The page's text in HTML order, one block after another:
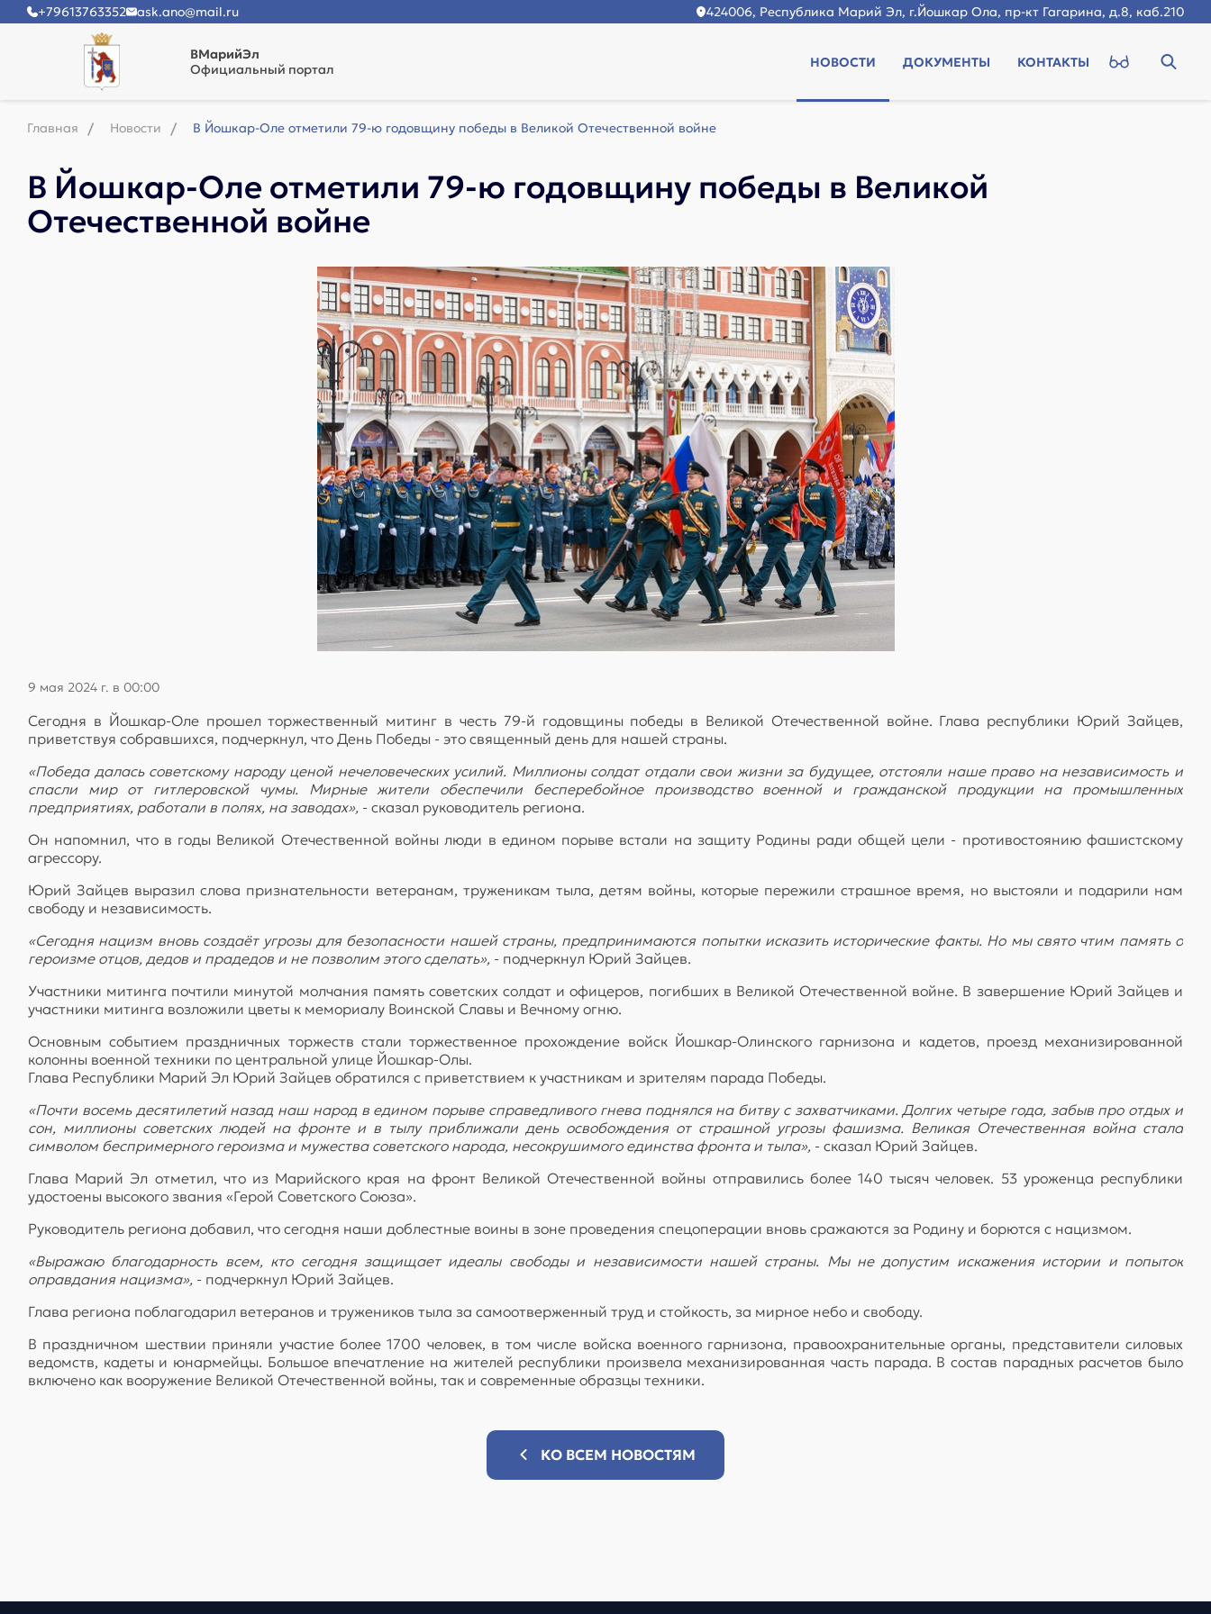
+79613763352 ask.ano@mail.ru 424006, Республика Марий Эл, г.Йошкар Ола, пр-кт Гагарина, д.8, каб.210
ВМарийЭл
Официальный портал
НОВОСТИ ДОКУМЕНТЫ КОНТАКТЫ
Главная Новости В Йошкар-Оле отметили 79-ю годовщину победы в Великой Отечественной войне
В Йошкар-Оле отметили 79-ю годовщину победы в Великой
Отечественной войне
9 мая 2024 г. в 00:00
Сегодня в Йошкар-Оле прошел торжественный митинг в честь 79-й годовщины победы в Великой Отечественной войне. Глава республики Юрий Зайцев,
приветствуя собравшихся, подчеркнул, что День Победы - это священный день для нашей страны.
«Победа далась советскому народу ценой нечеловеческих усилий. Миллионы солдат отдали свои жизни за будущее, отстояли наше право на независимость и
спасли мир от гитлеровской чумы. Мирные жители обеспечили бесперебойное производство военной и гражданской продукции на промышленных
предприятиях, работали в полях, на заводах», - сказал руководитель региона.
Он напомнил, что в годы Великой Отечественной войны люди в едином порыве встали на защиту Родины ради общей цели - противостоянию фашистскому
агрессору.
Юрий Зайцев выразил слова признательности ветеранам, труженикам тыла, детям войны, которые пережили страшное время, но выстояли и подарили нам
свободу и независимость.
«Сегодня нацизм вновь создаёт угрозы для безопасности нашей страны, предпринимаются попытки исказить исторические факты. Но мы свято чтим память о
героизме отцов, дедов и прадедов и не позволим этого сделать», - подчеркнул Юрий Зайцев.
Участники митинга почтили минутой молчания память советских солдат и офицеров, погибших в Великой Отечественной войне. В завершение Юрий Зайцев и
участники митинга возложили цветы к мемориалу Воинской Славы и Вечному огню.
Основным событием праздничных торжеств стали торжественное прохождение войск Йошкар-Олинского гарнизона и кадетов, проезд механизированной
колонны военной техники по центральной улице Йошкар-Олы.
Глава Республики Марий Эл Юрий Зайцев обратился с приветствием к участникам и зрителям парада Победы.
«Почти восемь десятилетий назад наш народ в едином порыве справедливого гнева поднялся на битву с захватчиками. Долгих четыре года, забыв про отдых и
сон, миллионы советских людей на фронте и в тылу приближали день освобождения от страшной угрозы фашизма. Великая Отечественная война стала
символом беспримерного героизма и мужества советского народа, несокрушимого единства фронта и тыла», - сказал Юрий Зайцев.
Глава Марий Эл отметил, что из Марийского края на фронт Великой Отечественной войны отправились более 140 тысяч человек. 53 уроженца республики
удостоены высокого звания «Герой Советского Союза».
Руководитель региона добавил, что сегодня наши доблестные воины в зоне проведения спецоперации вновь сражаются за Родину и борются с нацизмом.
«Выражаю благодарность всем, кто сегодня защищает идеалы свободы и независимости нашей страны. Мы не допустим искажения истории и попыток
оправдания нацизма», - подчеркнул Юрий Зайцев.
Глава региона поблагодарил ветеранов и тружеников тыла за самоотверженный труд и стойкость, за мирное небо и свободу.
В праздничном шествии приняли участие более 1700 человек, в том числе войска военного гарнизона, правоохранительные органы, представители силовых
ведомств, кадеты и юнармейцы. Большое впечатление на жителей республики произвела механизированная часть парада. В состав парадных расчетов было
включено как вооружение Великой Отечественной войны, так и современные образцы техники.
КО ВСЕМ НОВОСТЯМ